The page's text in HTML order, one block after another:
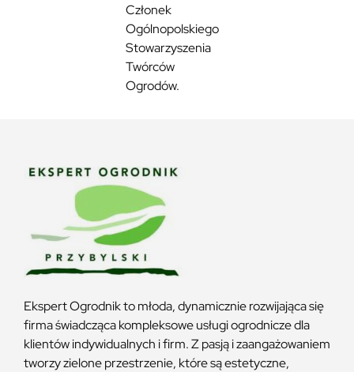
Członek
Ogólnopolskiego
Stowarzyszenia
Twórców
Ogrodów.
Ekspert Ogrodnik to młoda, dynamicznie rozwijająca się
firma świadcząca kompleksowe usługi ogrodnicze dla
klientów indywidualnych i firm. Z pasją i zaangażowaniem
tworzy zielone przestrzenie, które są estetyczne,